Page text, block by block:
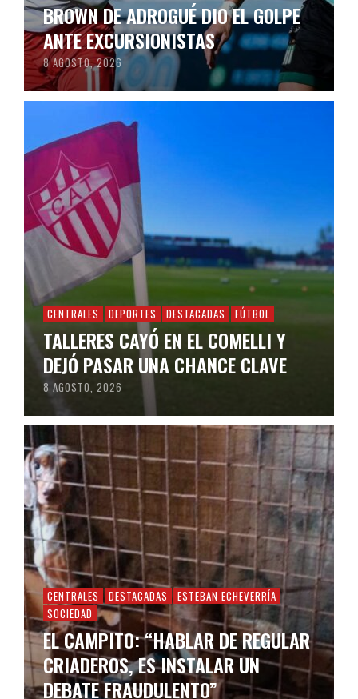
BROWN DE ADROGUÉ DIO EL GOLPE
ANTE EXCURSIONISTAS
8 AGOSTO, 2026
CENTRALES DEPORTES DESTACADAS FÚTBOL
TALLERES CAYÓ EN EL COMELLI Y
DEJÓ PASAR UNA CHANCE CLAVE
8 AGOSTO, 2026
CENTRALES DESTACADAS
ESTEBAN ECHEVERRÍA
SOCIEDAD
EL CAMPITO: “HABLAR DE REGULAR
CRIADEROS, ES INSTALAR UN
DEBATE FRAUDULENTO”